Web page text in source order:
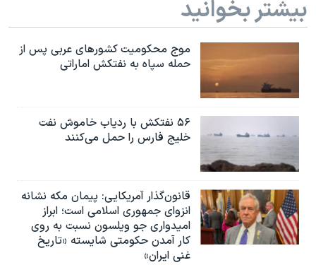
بیشتر بخوانید
موج محکومیت کشورهای عربی پس از
حمله سپاه به نفتکش اماراتی
۵۶ نفتکش با ردیاب خاموش نفت
خلیج فارس را حمل می‌کنند
قانون‌گذار آمریکایی: پیمان مکه نشانه
انزوای جمهوری اسلامی است؛ ابراز
امیدواری جو ویلسون نسبت به روی
کار آمدن حکومتی شایسته «تاریخ
غنی ایران»